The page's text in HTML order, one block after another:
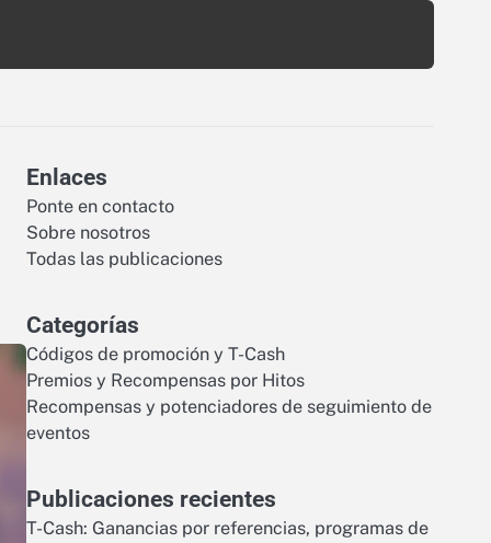
Enlaces
Ponte en contacto
Sobre nosotros
Todas las publicaciones
Categorías
Códigos de promoción y T-Cash
Premios y Recompensas por Hitos
Recompensas y potenciadores de seguimiento de
eventos
Publicaciones recientes
T-Cash: Ganancias por referencias, programas de